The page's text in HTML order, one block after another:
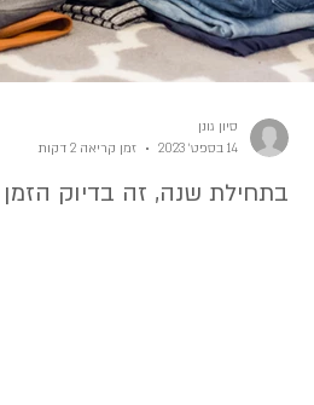
סידור לפי עונות להפטר
בתחילת שנה, זה בדיוק הזמן
סיון גונן
14 בספט׳ 2023
זמן קריאה 2 דקות